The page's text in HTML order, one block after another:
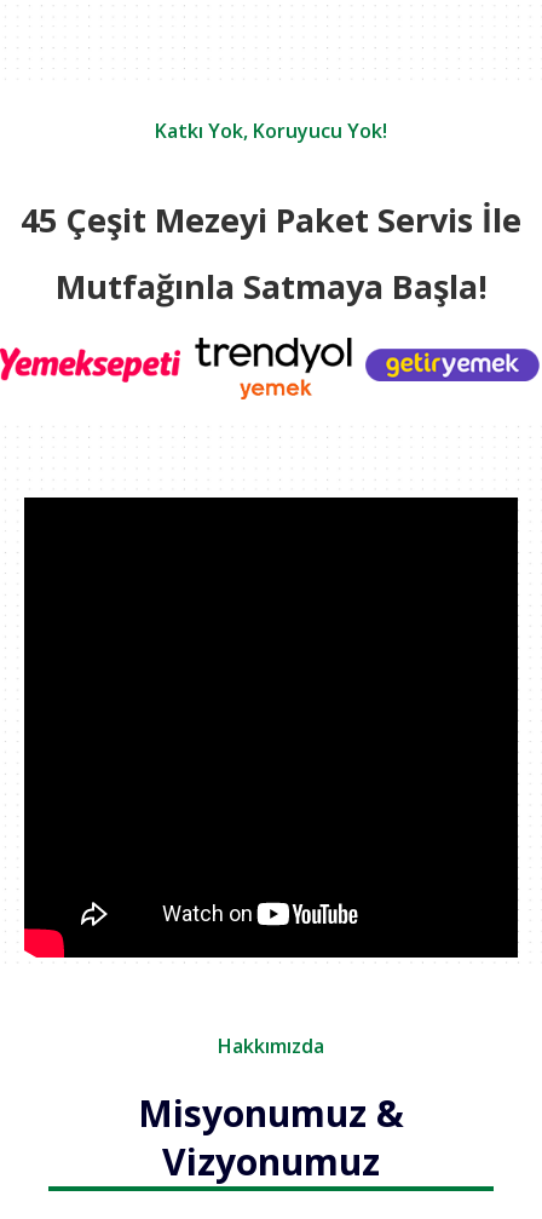
Katkı Yok, Koruyucu Yok!
45 Çeşit Mezeyi Paket Servis İle
Mutfağınla Satmaya Başla!
Hakkımızda
Misyonumuz &
Vizyonumuz